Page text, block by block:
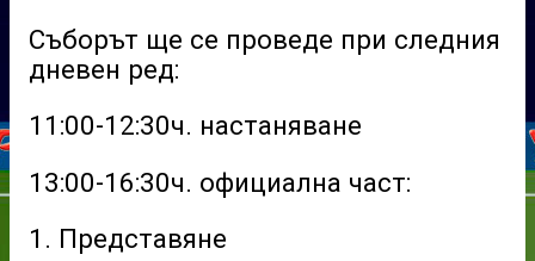
Съборът ще се проведе при следния
дневен ред:
11:00-12:30ч. настаняване
13:00-16:30ч. официална част:
1. Представяне